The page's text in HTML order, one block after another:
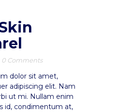
0 Comments
dolor sit amet,
adipiscing elit. Nam
ut mi. Nullam enim
id, condimentum at,